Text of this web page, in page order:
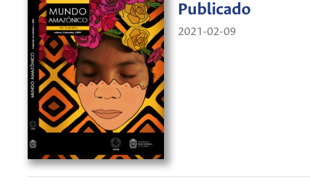
Publicado
2021-02-09